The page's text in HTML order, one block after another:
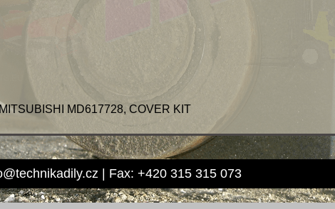
MD617728, COVER KIT
| Fax: +420 315 315 073